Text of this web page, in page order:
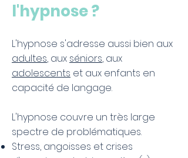
l'hypnose ?
L'hypnose s'adresse aussi bien aux
adultes, aux séniors, aux
adolescents et aux enfants en
capacité de langage.
L'hypnose couvre un très large
spectre de problématiques.
Stress, angoisses et crises